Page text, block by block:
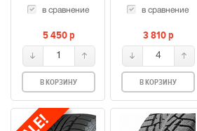
в сравнение
5 450p
1
В КОРЗИНУ
в сравнение
3 810p
4
В КОРЗИНУ